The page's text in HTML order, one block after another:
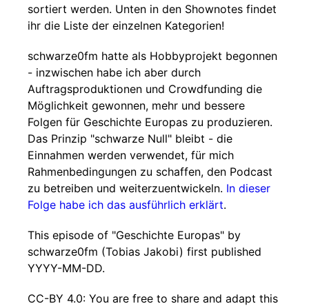
sortiert werden. Unten in den Shownotes findet
ihr die Liste der einzelnen Kategorien!
schwarze0fm hatte als Hobbyprojekt begonnen
- inzwischen habe ich aber durch
Auftragsproduktionen und Crowdfunding die
Möglichkeit gewonnen, mehr und bessere
Folgen für Geschichte Europas zu produzieren.
Das Prinzip "schwarze Null" bleibt - die
Einnahmen werden verwendet, für mich
Rahmenbedingungen zu schaffen, den Podcast
zu betreiben und weiterzuentwickeln. In dieser
Folge habe ich das ausführlich erklärt.
This episode of "Geschichte Europas" by
schwarze0fm (Tobias Jakobi) first published
YYYY-MM-DD.
CC-BY 4.0: You are free to share and adapt this